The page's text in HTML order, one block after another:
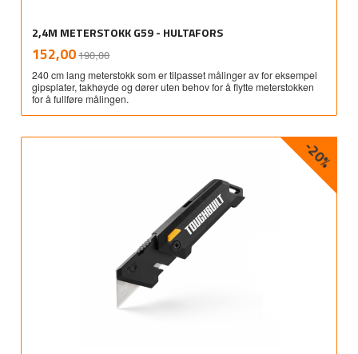
2,4M METERSTOKK G59 - HULTAFORS
Tilbud
152,00190,00mva.
240 cm lang meterstokk som er tilpasset målinger av for eksempel
gipsplater, takhøyde og dører uten behov for å flytte meterstokken
for å fullføre målingen.
-20%